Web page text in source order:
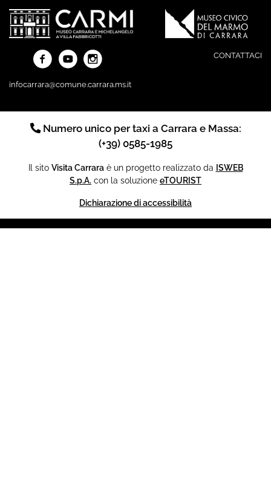
infocarrara@comune.carrara.ms.it
CONTATTACI
Numero unico per taxi a Carrara e Massa:
(+39) 0585-1985
Il sito Visita Carraraè un progetto realizzato da ISWEB
S.p.A. con la soluzione eTOURIST
Dichiarazione di accessibilità